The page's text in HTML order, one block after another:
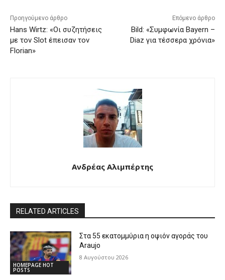
Προηγούμενο άρθρο
Hans Wirtz: «Οι συζητήσεις
με τον Slot έπεισαν τον
Florian»
Επόμενο άρθρο
Bild: «Συμφωνία Bayern –
Diaz για τέσσερα χρόνια»
Ανδρέας Αλιμπέρτης
RELATED ARTICLES
HOMEPAGE HOT
POSTS
Στα 55 εκατομμύρια η οψιόν αγοράς του
Araujo
8 Αυγούστου 2026